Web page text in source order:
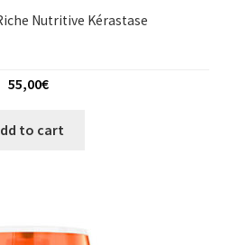
Nutritive Kérastase
55,00€
to cart